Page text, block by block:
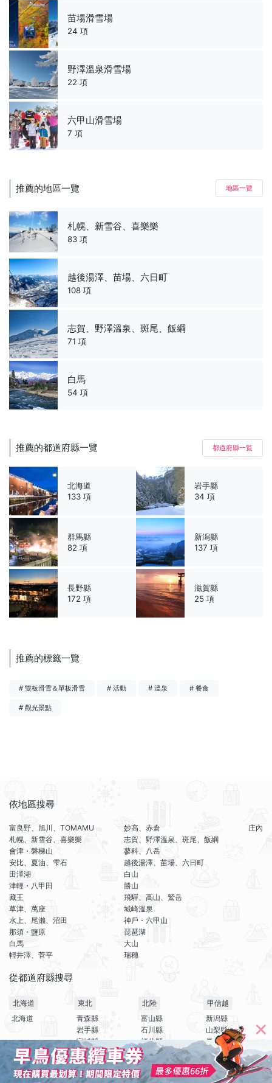
查看滑雪場優惠
苗場滑雪場
24 項
野澤溫泉滑雪場
22 項
六甲山滑雪場
7 項
推薦的地區一覽 地區一覽
札幌、新雪谷、喜樂樂
83 項
越後湯澤、苗場、六日町
108 項
志賀、野澤溫泉、斑尾、飯綱
71 項
白馬
54 項
推薦的都道府縣一覽 都道府縣一覧
北海道
133 項
岩手縣
34 項
群馬縣
82 項
新潟縣
137 項
長野縣
172 項
滋賀縣
25 項
推薦的標籤一覽
# 雙板滑雪＆單板滑雪 # 活動 # 溫泉 # 餐食
# 觀光景點
依地區搜尋
富良野、旭川、TOMAMU
札幌、新雪谷、喜樂樂
會津・磐梯山
安比、夏油、雫石
田澤湖
津輕・八甲田
藏王
草津、萬座
水上、尾瀨、沼田
那須・鹽原
白馬
輕井澤、菅平
妙高、赤倉
志賀、野澤溫泉、斑尾、飯綱
蓼科、八岳
越後湯澤、苗場、六日町
白山
勝山
飛驒、高山、鷲岳
城崎溫泉
神戶・六甲山
琵琶湖
大山
瑞穗
庄內
從都道府縣搜尋
北海道
北海道
東北
青森縣
岩手縣
宮城縣
秋田縣
山形縣
福島縣
北陸
富山縣
石川縣
福井縣
甲信越
新潟縣
山梨縣
長野縣